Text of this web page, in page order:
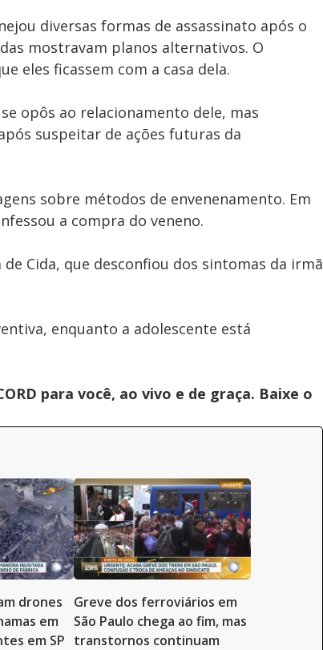
diversas formas de assassinato após o
mostravam planos alternativos. O
eles ficassem com a casa dela.
opôs ao relacionamento dele, mas
suspeitar de ações futuras da
sobre métodos de envenenamento. Em
a compra do veneno.
Cida, que desconfiou dos sintomas da irmã
enquanto a adolescente está
para você, ao vivo e de graça. Baixe o
drones
em
em SP
Greve dos ferroviários em
São Paulo chega ao fim, mas
transtornos continuam